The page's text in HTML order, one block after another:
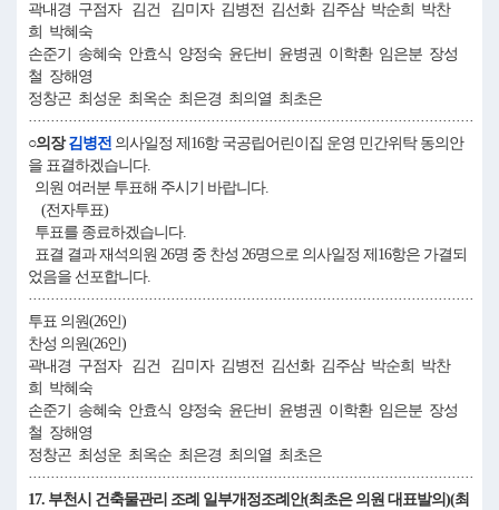
곽내경 구점자 김건 김미자 김병전 김선화 김주삼 박순희 박찬
희 박혜숙
손준기 송혜숙 안효식 양정숙 윤단비 윤병권 이학환 임은분 장성
철 장해영
정창곤 최성운 최옥순 최은경 최의열 최초은
····································································································
○의장김병전 의사일정 제16항 국공립어린이집 운영 민간위탁 동의안
을 표결하겠습니다.
의원 여러분 투표해 주시기 바랍니다.
(전자투표)
투표를 종료하겠습니다.
표결 결과 재석의원 26명 중 찬성 26명으로 의사일정 제16항은 가결되
었음을 선포합니다.
····································································································
투표 의원(26인)
찬성 의원(26인)
곽내경 구점자 김건 김미자 김병전 김선화 김주삼 박순희 박찬
희 박혜숙
손준기 송혜숙 안효식 양정숙 윤단비 윤병권 이학환 임은분 장성
철 장해영
정창곤 최성운 최옥순 최은경 최의열 최초은
····································································································
17. 부천시 건축물관리 조례 일부개정조례안(최초은 의원 대표발의)(최